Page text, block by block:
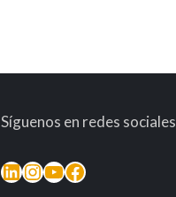
Síguenos en redes sociales
LinkedIn
Instagram
YouTube
Facebook